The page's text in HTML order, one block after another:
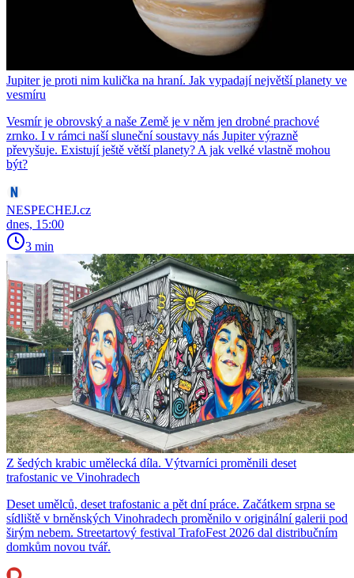
Jupiter je proti nim kulička na hraní. Jak vypadají největší planety ve
vesmíru
Vesmír je obrovský a naše Země je v něm jen drobné prachové
zrnko. I v rámci naší sluneční soustavy nás Jupiter výrazně
převyšuje. Existují ještě větší planety? A jak velké vlastně mohou
být?
NESPECHEJ.cz
dnes, 15:00
3 min
Z šedých krabic umělecká díla. Výtvarníci proměnili deset
trafostanic ve Vinohradech
Deset umělců, deset trafostanic a pět dní práce. Začátkem srpna se
sídliště v brněnských Vinohradech proměnilo v originální galerii pod
širým nebem. Streetartový festival TrafoFest 2026 dal distribučním
domkům novou tvář.